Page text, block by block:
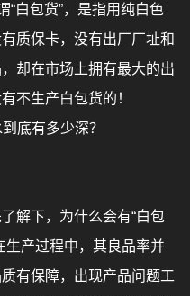
“白包货”，是指用纯白色
质保卡，没有出厂厂址和
却在市场上拥有最大的出
不生产白包货的！
下，为什么会有“白包
生产过程中，其良品率并
有保障，出现产品问题工